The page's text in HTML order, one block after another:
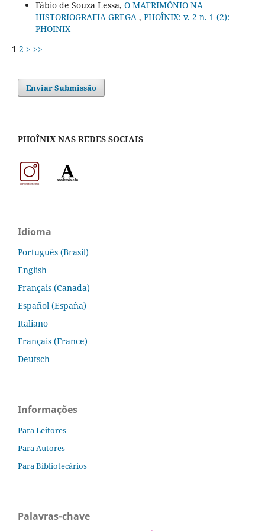
Fábio de Souza Lessa, O MATRIMÔNIO NA
HISTORIOGRAFIA GREGA , PHOÎNIX: v. 2 n. 1 (2):
PHOINIX
1 2 > >>
Enviar Submissão
PHOÎNIX NAS REDES SOCIAIS
Idioma
Português (Brasil)
English
Français (Canada)
Español (España)
Italiano
Français (France)
Deutsch
Informações
Para Leitores
Para Autores
Para Bibliotecários
Palavras-chave